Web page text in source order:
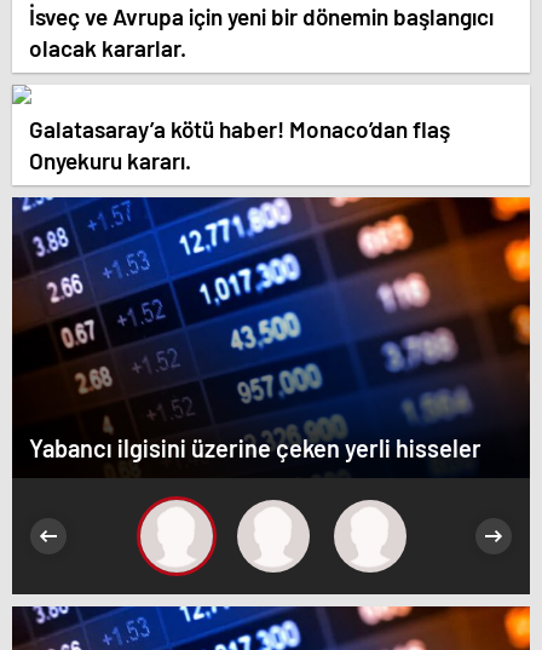
İsveç ve Avrupa için yeni bir dönemin başlangıcı
olacak kararlar.
Galatasaray’a kötü haber! Monaco’dan flaş
Onyekuru kararı.
Yabancı ilgisini üzerine çeken yerli hisseler